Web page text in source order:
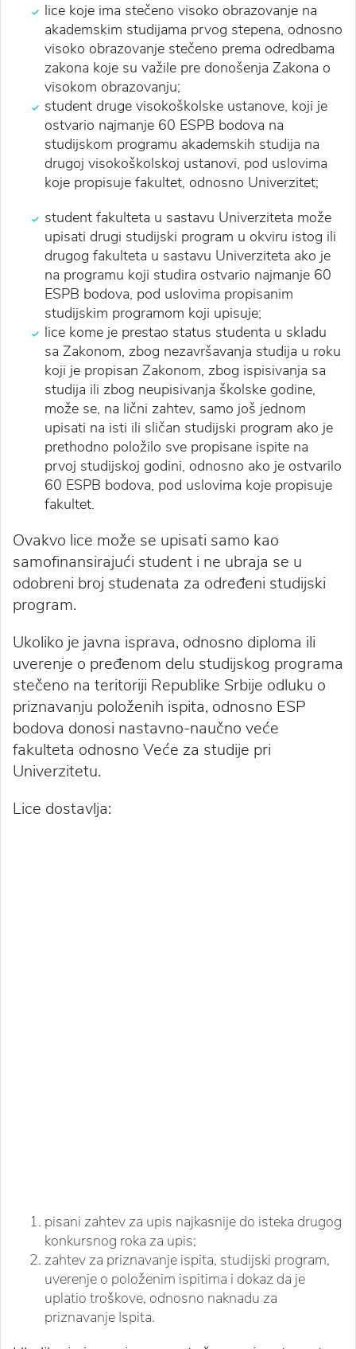
lice koje ima stečeno visoko obrazovanje na
akademskim studijama prvog stepena, odnosno
visoko obrazovanje stečeno prema odredbama
zakona koje su važile pre donošenja Zakona o
visokom obrazovanju;
student druge visokoškolske ustanove, koji je
ostvario najmanje 60 ESPB bodova na
studijskom programu akademskih studija na
drugoj visokoškolskoj ustanovi, pod uslovima
koje propisuje fakultet, odnosno Univerzitet;
student fakulteta u sastavu Univerziteta može
upisati drugi studijski program u okviru istog ili
drugog fakulteta u sastavu Univerziteta ako je
na programu koji studira ostvario najmanje 60
ESPB bodova, pod uslovima propisanim
studijskim programom koji upisuje;
lice kome je prestao status studenta u skladu
sa Zakonom, zbog nezavršavanja studija u roku
koji je propisan Zakonom, zbog ispisivanja sa
studija ili zbog neupisivanja školske godine,
može se, na lični zahtev, samo još jednom
upisati na isti ili sličan studijski program ako je
prethodno položilo sve propisane ispite na
prvoj studijskoj godini, odnosno ako je ostvarilo
60 ESPB bodova, pod uslovima koje propisuje
fakultet.
Ovakvo lice može se upisati samo kao
samofinansirajući student i ne ubraja se u
odobreni broj studenata za određeni studijski
program.
Ukoliko je javna isprava, odnosno diploma ili
uverenje o pređenom delu studijskog programa
stečeno na teritoriji Republike Srbije odluku o
priznavanju položenih ispita, odnosno ESP
bodova donosi nastavno-naučno veće
fakulteta odnosno Veće za studije pri
Univerzitetu.
Lice dostavlja:
pisani zahtev za upis najkasnije do isteka drugog
konkursnog roka za upis;
zahtev za priznavanje ispita, studijski program,
uverenje o položenim ispitima i dokaz da je
uplatio troškove, odnosno naknadu za
priznavanje Ispita.